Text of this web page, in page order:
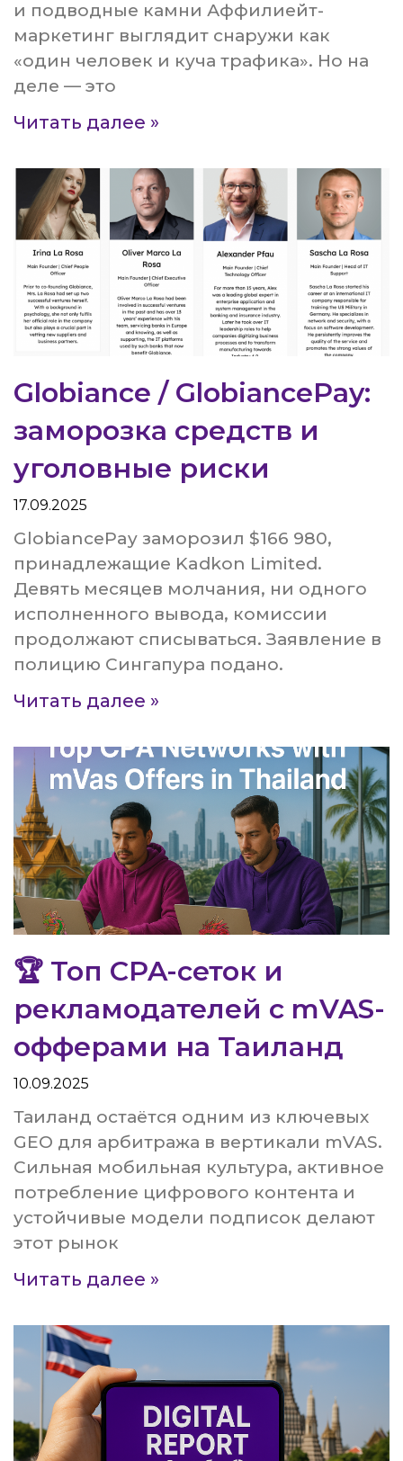
и подводные камни Аффилиейт-
маркетинг выглядит снаружи как
«один человек и куча трафика». Но на
деле — это
Читать далее »
Globiance / GlobiancePay:
заморозка средств и
уголовные риски
17.09.2025
GlobiancePay заморозил $166 980,
принадлежащие Kadkon Limited.
Девять месяцев молчания, ни одного
исполненного вывода, комиссии
продолжают списываться. Заявление в
полицию Сингапура подано.
Читать далее »
🏆 Топ CPA-сеток и
рекламодателей с mVAS-
офферами на Таиланд
10.09.2025
Таиланд остаётся одним из ключевых
GEO для арбитража в вертикали mVAS.
Сильная мобильная культура, активное
потребление цифрового контента и
устойчивые модели подписок делают
этот рынок
Читать далее »